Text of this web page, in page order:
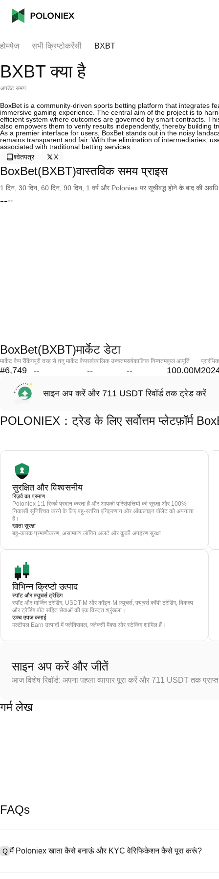
होमपेज सभी क्रिप्टोकरेंसी BXBT
BXBT क्या है
अपडेट समय:
BoxBet is a community-driven sports betting platform that integrates
immersive gaming experience. The central aim of the project is to
efficient system where outcomes are governed by smart contracts.
also empowers them to verify results independently, thereby building
As a premier interface for users, BoxBet stands out in the noisy
remains transparent and fair. With the elimination of intermediaries,
associated with traditional betting services.
श्वेतपत्र
X
BoxBet(BXBT)वास्तविक समय प्राइस
1 दिन, 30 दिन, 60 दिन, 90 दिन, 1 वर्ष और Poloniex पर सूचीबद्ध होने के बाद की
----
BoxBet(BXBT)मार्केट डेटा
मार्केट कैप रैंकिंग
#6,749
पूरी तरह से तनु मार्केट कैप
--
सर्वकालिक उच्चतम
--
सर्वकालिक निम्नतम
--
कुल आपूर्ति
100.00M
साइन अप करें और 711 USDT रिवॉर्ड तक ट्रेड करें
POLONIEX：ट्रेड के लिए सर्वोत्तम प्लेटफ़ॉर्म
सुरक्षित और विश्वसनीय
रिज़र्व का प्रमाण
Poloniex 1:1 रिजर्व प्रदान करता है और आपकी परिसंपत्तियों की सुरक्षा और 100%
निकासी सुनिश्चित करने के लिए बहु-स्तरित एन्क्रिप्शन और ऑफ़लाइन वॉलेट को अपनाता
है।
खाता सुरक्षा
बहु-कारक प्रमाणीकरण, असामान्य लॉगिन अलर्ट और कुकी अपहरण सुरक्षा
विभिन्न क्रिप्टो उत्पाद
स्पॉट और फ़्यूचर्स ट्रेडिंग
स्पॉट और मार्जिन ट्रेडिंग, USDT-M और कॉइन-M फ़्यूचर्स, फ़्यूचर्स कॉपी ट्रेडिंग, विकल्प
और ट्रेडिंग बॉट सहित सेवाओं की एक विस्तृत श्रृंखला।
उच्च उपज कमाई
मल्टीपल Earn उत्पादों में फ्लेक्सिबल, फ्लेक्सी मैक्स और स्टेकिंग शामिल हैं।
साइन अप करें और जीतें
आज विशेष रिवॉर्ड: अपना पहला व्यापार पूरा करें और 711 USDT तक
गर्म लेख
FAQs
Q मैं Poloniex खाता कैसे बनाऊं और KYC वेरिफिकेशन कैसे पूरा करूं?